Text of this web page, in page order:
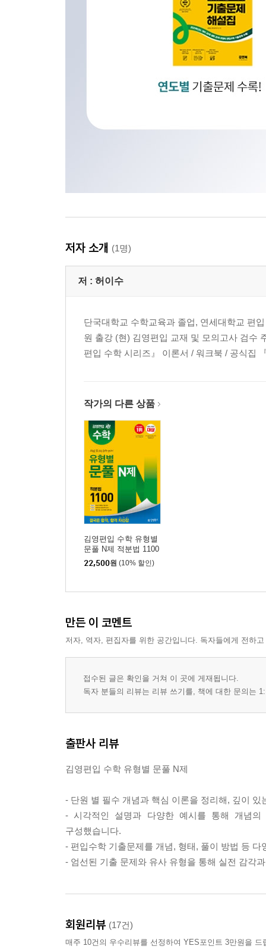
저자 소개 (1명)
저 : 허이수
단국대학교 수학교육과 졸업, 연세대학교 편
원 출강 (현) 김영편입 교재 및 모의고사 검수
편입 수학 시리즈』 이론서 / 워크북 / 공식집
작가의 다른 상품
김영편입 수학 유형별
문풀 N제 적분법 1100
22,500원 (10% 할인)
만든 이 코멘트
저자, 역자, 편집자를 위한 공간입니다. 독자들에게 전하
접수된 글은 확인을 거쳐 이 곳에 게재됩니다.
독자 분들의 리뷰는 리뷰 쓰기를, 책에 대한 문의는
출판사 리뷰
김영편입 수학 유형별 문풀 N제
- 단원 별 필수 개념과 핵심 이론을 정리해, 깊이 있
- 시각적인 설명과 다양한 예시를 통해 개념
구성했습니다.
- 편입수학 기출문제를 개념, 형태, 풀이 방법 등
- 엄선된 기출 문제와 유사 유형을 통해 실전 감각
회원리뷰 (17건)
매주 10건의 우수리뷰를 선정하여 YES포인트 3만원을 드